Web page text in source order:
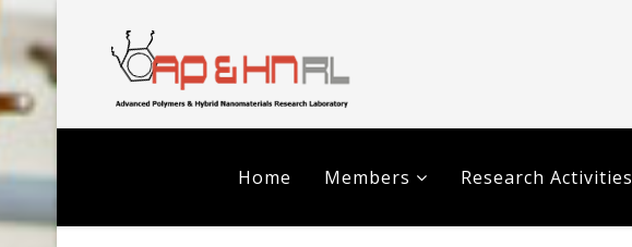
Home Members Research Activities